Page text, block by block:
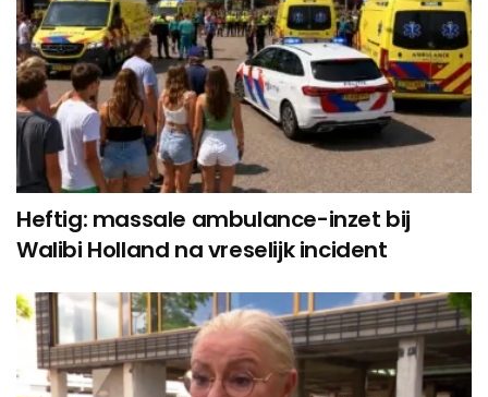
Heftig: massale ambulance-inzet bij
Walibi Holland na vreselijk incident